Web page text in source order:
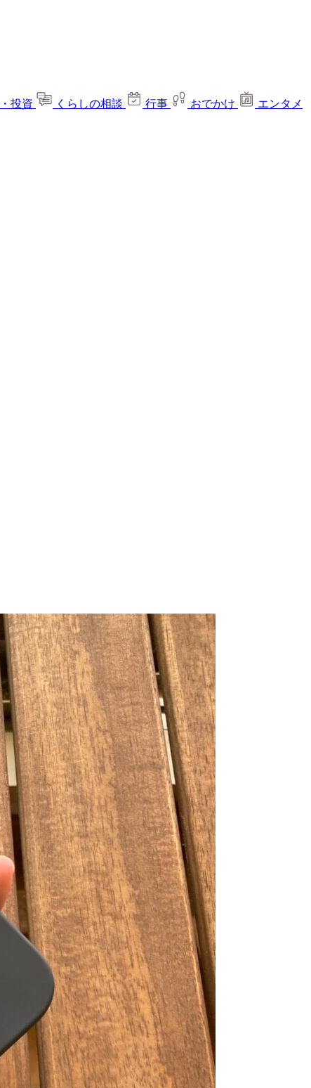
投資 くらしの相談 行事 おでかけ
エンタメ